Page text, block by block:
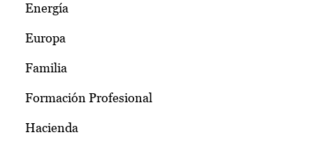
Energía
Europa
Familia
Formación Profesional
Hacienda